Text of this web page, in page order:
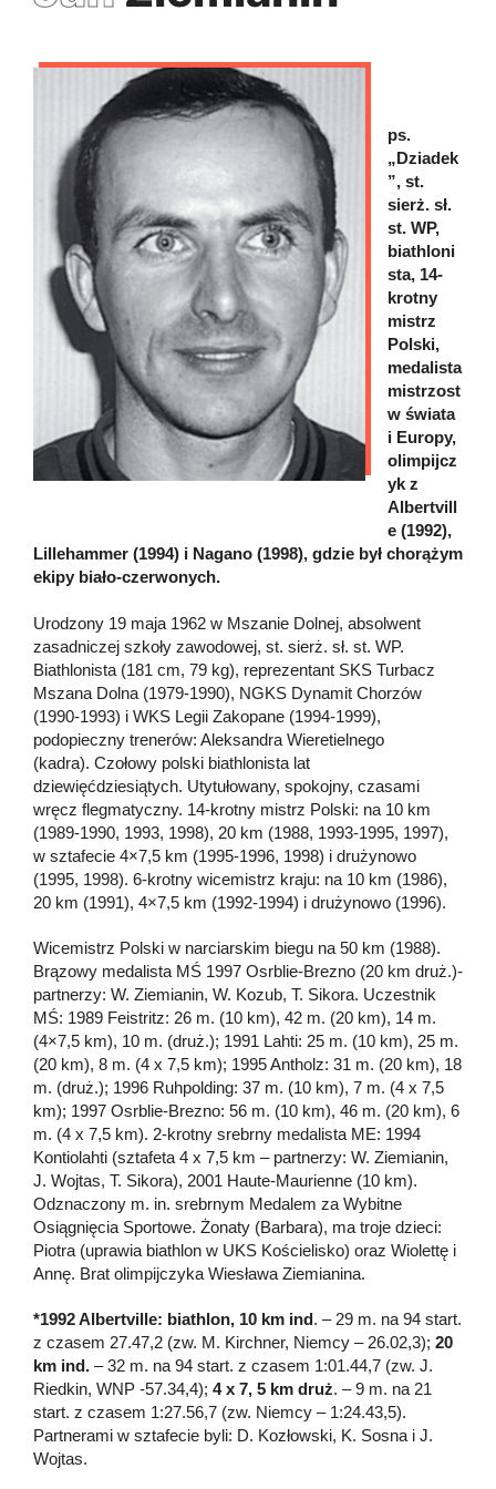
ps.
„Dziadek
”, st.
sierż. sł.
st. WP,
biathloni
sta, 14-
krotny
mistrz
Polski,
medalista
mistrzost
w świata
i Europy,
olimpijcz
yk z
Albertvill
e (1992),
Lillehammer (1994) i Nagano (1998), gdzie był chorążym
ekipy biało-czerwonych.
Urodzony 19 maja 1962 w Mszanie Dolnej, absolwent
zasadniczej szkoły zawodowej, st. sierż. sł. st. WP.
Biathlonista (181 cm, 79 kg), reprezentant SKS Turbacz
Mszana Dolna (1979-1990), NGKS Dynamit Chorzów
(1990-1993) i WKS Legii Zakopane (1994-1999),
podopieczny trenerów: Aleksandra Wieretielnego
(kadra). Czołowy polski biathlonista lat
dziewięćdziesiątych. Utytułowany, spokojny, czasami
wręcz flegmatyczny. 14-krotny mistrz Polski: na 10 km
(1989-1990, 1993, 1998), 20 km (1988, 1993-1995, 1997),
w sztafecie 4×7,5 km (1995-1996, 1998) i drużynowo
(1995, 1998). 6-krotny wicemistrz kraju: na 10 km (1986),
20 km (1991), 4×7,5 km (1992-1994) i drużynowo (1996).
Wicemistrz Polski w narciarskim biegu na 50 km (1988).
Brązowy medalista MŚ 1997 Osrblie-Brezno (20 km druż.)-
partnerzy: W. Ziemianin, W. Kozub, T. Sikora. Uczestnik
MŚ: 1989 Feistritz: 26 m. (10 km), 42 m. (20 km), 14 m.
(4×7,5 km), 10 m. (druż.); 1991 Lahti: 25 m. (10 km), 25 m.
(20 km), 8 m. (4 x 7,5 km); 1995 Antholz: 31 m. (20 km), 18
m. (druż.); 1996 Ruhpolding: 37 m. (10 km), 7 m. (4 x 7,5
km); 1997 Osrblie-Brezno: 56 m. (10 km), 46 m. (20 km), 6
m. (4 x 7,5 km). 2-krotny srebrny medalista ME: 1994
Kontiolahti (sztafeta 4 x 7,5 km – partnerzy: W. Ziemianin,
J. Wojtas, T. Sikora), 2001 Haute-Maurienne (10 km).
Odznaczony m. in. srebrnym Medalem za Wybitne
Osiągnięcia Sportowe. Żonaty (Barbara), ma troje dzieci:
Piotra (uprawia biathlon w UKS Kościelisko) oraz Wiolettę i
Annę. Brat olimpijczyka Wiesława Ziemianina.
*1992 Albertville: biathlon, 10 km ind. – 29 m. na 94 start.
z czasem 27.47,2 (zw. M. Kirchner, Niemcy – 26.02,3); 20
km ind. – 32 m. na 94 start. z czasem 1:01.44,7 (zw. J.
Riedkin, WNP -57.34,4); 4 x 7, 5 km druż. – 9 m. na 21
start. z czasem 1:27.56,7 (zw. Niemcy – 1:24.43,5).
Partnerami w sztafecie byli: D. Kozłowski, K. Sosna i J.
Wojtas.